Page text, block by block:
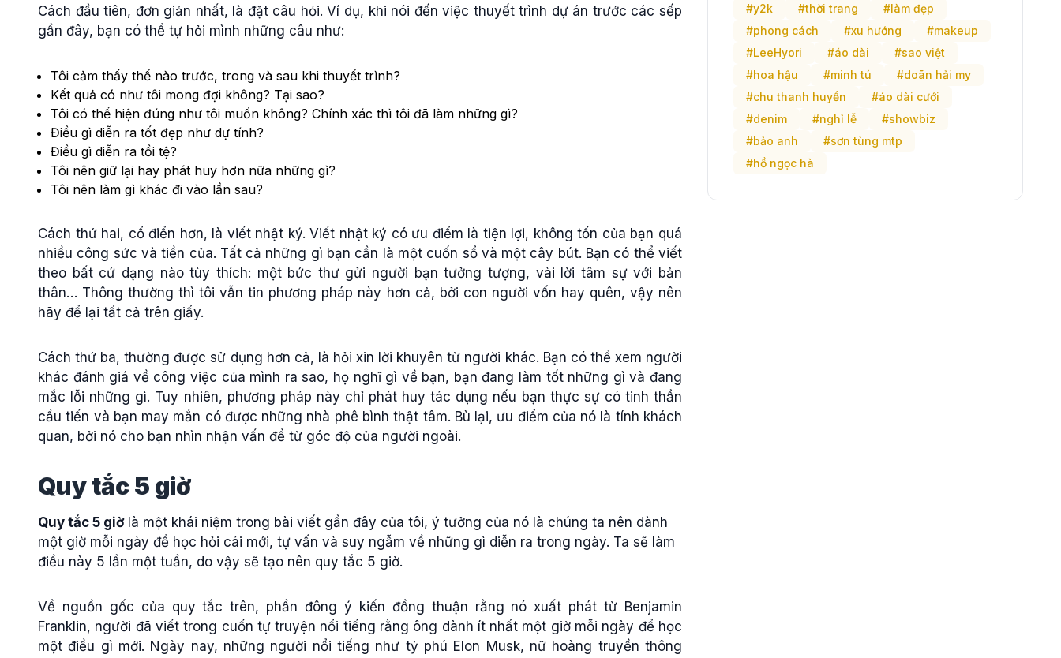
Cách đầu tiên, đơn giản nhất, là đặt câu hỏi. Ví dụ, khi nói đến việc thuyết trình dự án trước các sếp
gần đây, bạn có thể tự hỏi mình những câu như:
Tôi cảm thấy thế nào trước, trong và sau khi thuyết trình?
Kết quả có như tôi mong đợi không? Tại sao?
Tôi có thể hiện đúng như tôi muốn không? Chính xác thì tôi đã làm những gì?
Điều gì diễn ra tốt đẹp như dự tính?
Điều gì diễn ra tồi tệ?
Tôi nên giữ lại hay phát huy hơn nữa những gì?
Tôi nên làm gì khác đi vào lần sau?
Cách thứ hai, cổ điển hơn, là viết nhật ký. Viết nhật ký có ưu điểm là tiện lợi, không tốn của bạn quá
nhiều công sức và tiền của. Tất cả những gì bạn cần là một cuốn sổ và một cây bút. Bạn có thể viết
theo bất cứ dạng nào tùy thích: một bức thư gửi người bạn tưởng tượng, vài lời tâm sự với bản
thân… Thông thường thì tôi vẫn tin phương pháp này hơn cả, bởi con người vốn hay quên, vậy nên
hãy để lại tất cả trên giấy.
Cách thứ ba, thường được sử dụng hơn cả, là hỏi xin lời khuyên từ người khác. Bạn có thể xem người
khác đánh giá về công việc của mình ra sao, họ nghĩ gì về bạn, bạn đang làm tốt những gì và đang
mắc lỗi những gì. Tuy nhiên, phương pháp này chỉ phát huy tác dụng nếu bạn thực sự có tinh thần
cầu tiến và bạn may mắn có được những nhà phê bình thật tâm. Bù lại, ưu điểm của nó là tính khách
quan, bởi nó cho bạn nhìn nhận vấn đề từ góc độ của người ngoài.
Quy tắc 5 giờ
Quy tắc 5 giờlà một khái niệm trong bài viết gần đây của tôi, ý tưởng của nó là chúng ta nên dành
một giờ mỗi ngày để học hỏi cái mới, tự vấn và suy ngẫm về những gì diễn ra trong ngày. Ta sẽ làm
điều này 5 lần một tuần, do vậy sẽ tạo nên quy tắc 5 giờ.
Về nguồn gốc của quy tắc trên, phần đông ý kiến đồng thuận rằng nó xuất phát từ Benjamin
Franklin, người đã viết trong cuốn tự truyện nổi tiếng rằng ông dành ít nhất một giờ mỗi ngày để học
một điều gì mới. Ngày nay, những người nổi tiếng như tỷ phú Elon Musk, nữ hoàng truyền thông
#y2k #thời trang
#làm đẹp
#phong cách
#xu hướng
#makeup
#LeeHyori
#áo dài
#sao việt
#hoa hậu
#minh tú
#doãn hải my
#chu thanh huyền
#áo dài cưới
#denim
#nghỉ lễ
#showbiz
#bảo anh
#sơn tùng mtp
#hồ ngọc hà